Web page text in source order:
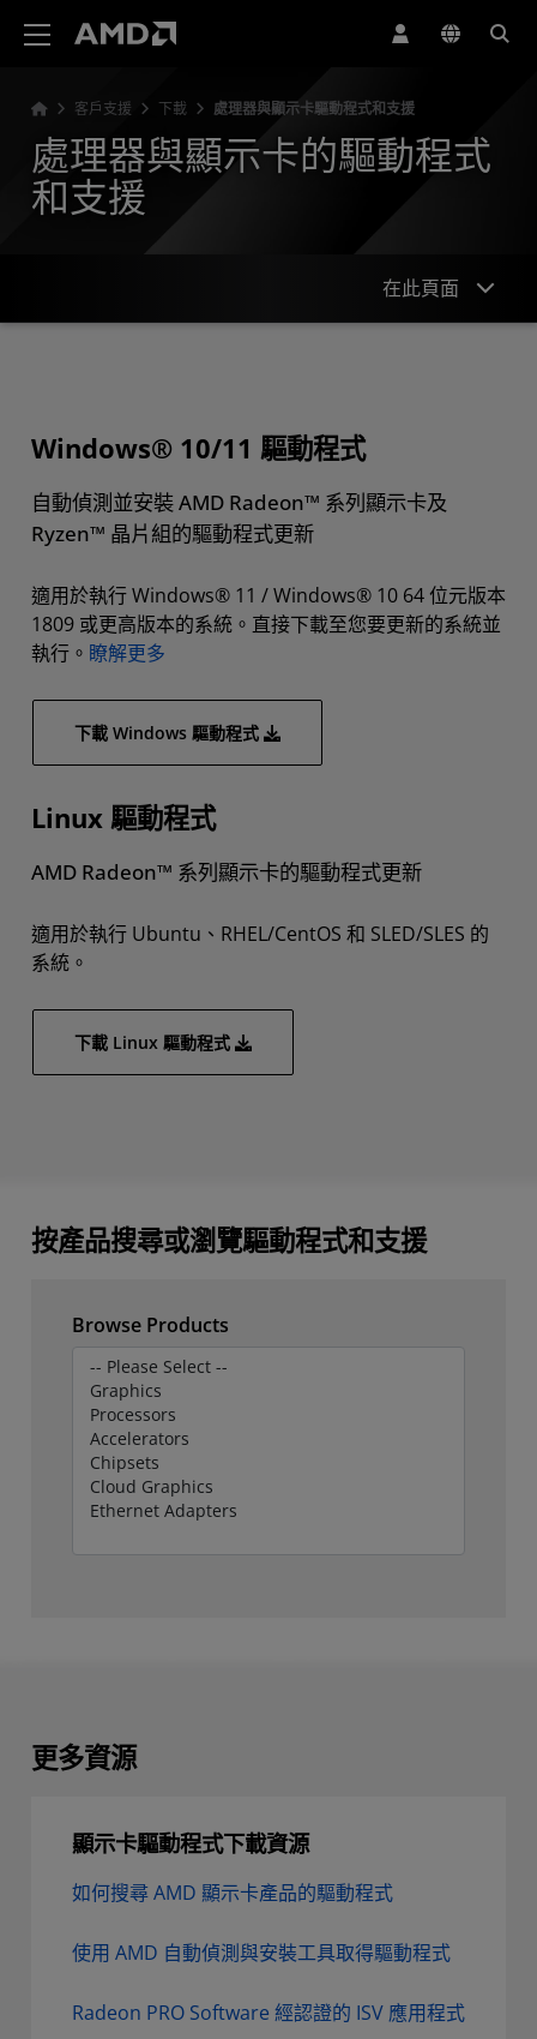
客戶支援 下載 處理器與顯示卡驅動程式和支援
處理器與顯示卡的驅動程式
和支援
在此頁面
Windows® 10/11 驅動程式
自動偵測並安裝 AMD Radeon™ 系列顯示卡及
Ryzen™ 晶片組的驅動程式更新
適用於執行 Windows® 11 / Windows® 10 64 位元版本
1809 或更高版本的系統。直接下載至您要更新的系統並
執行。 瞭解更多
下載 Windows 驅動程式
Linux 驅動程式
AMD Radeon™ 系列顯示卡的驅動程式更新
適用於執行 Ubuntu、RHEL/CentOS 和 SLED/SLES 的
系統。
下載 Linux 驅動程式
按產品搜尋或瀏覽驅動程式和支援
Browse Products
更多資源
顯示卡驅動程式下載資源
如何搜尋 AMD 顯示卡產品的驅動程式
使用 AMD 自動偵測與安裝工具取得驅動程式
Radeon PRO Software 經認證的 ISV 應用程式